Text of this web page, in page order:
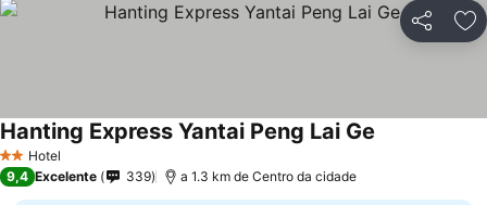
Partilhar
2 Estrelas
Hotel
Hanting Express Yantai Peng Lai Ge
9,4 Excelente 339 a 1.3 km de Centro da cidade